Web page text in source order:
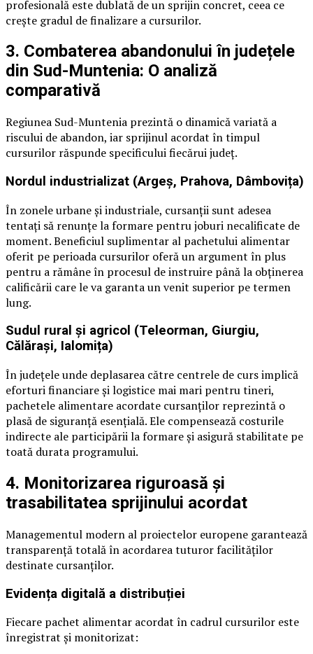
profesională este dublată de un sprijin concret, ceea ce
crește gradul de finalizare a cursurilor.
3. Combaterea abandonului în județele
din Sud-Muntenia: O analiză
comparativă
Regiunea Sud-Muntenia prezintă o dinamică variată a
riscului de abandon, iar sprijinul acordat în timpul
cursurilor răspunde specificului fiecărui județ.
Nordul industrializat (Argeș, Prahova, Dâmbovița)
În zonele urbane și industriale, cursanții sunt adesea
tentați să renunțe la formare pentru joburi necalificate de
moment. Beneficiul suplimentar al pachetului alimentar
oferit pe perioada cursurilor oferă un argument în plus
pentru a rămâne în procesul de instruire până la obținerea
calificării care le va garanta un venit superior pe termen
lung.
Sudul rural și agricol (Teleorman, Giurgiu,
Călărași, Ialomița)
În județele unde deplasarea către centrele de curs implică
eforturi financiare și logistice mai mari pentru tineri,
pachetele alimentare acordate cursanților reprezintă o
plasă de siguranță esențială. Ele compensează costurile
indirecte ale participării la formare și asigură stabilitate pe
toată durata programului.
4. Monitorizarea riguroasă și
trasabilitatea sprijinului acordat
Managementul modern al proiectelor europene garantează
transparență totală în acordarea tuturor facilităților
destinate cursanților.
Evidența digitală a distribuției
Fiecare pachet alimentar acordat în cadrul cursurilor este
înregistrat și monitorizat: